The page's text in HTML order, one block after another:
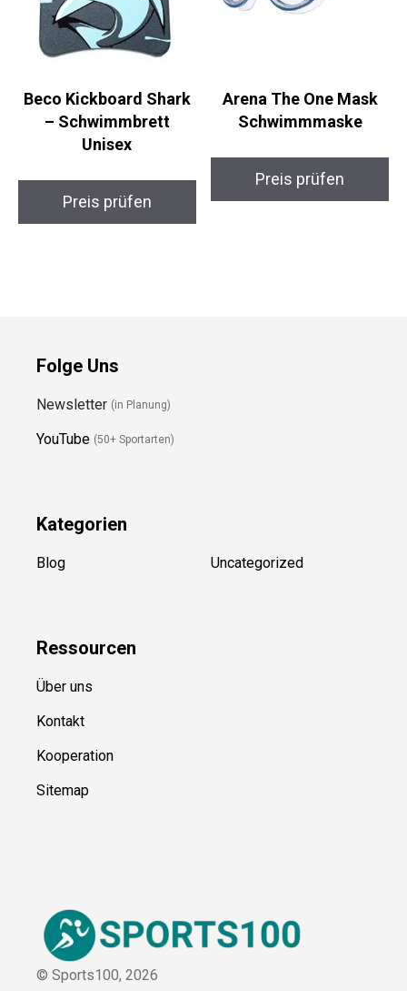
Beco Kickboard Shark
– Schwimmbrett
Unisex
Arena The One Mask
Schwimmmaske
Folge Uns
YouTube (50+ Sportarten)
Blog
Ressource
Über uns
Kontakt